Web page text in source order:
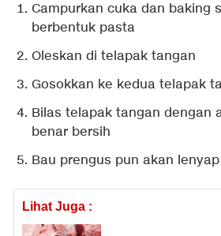
Campurkan cuka dan baking
berbentuk pasta
Oleskan di telapak tangan
Gosokkan ke kedua telapak
Bilas telapak tangan dengan
benar bersih
Bau prengus pun akan
Lihat Juga :